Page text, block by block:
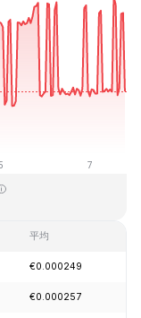
平均
€0.000249
€0.000257